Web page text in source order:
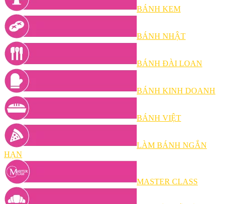
BÁNH KEM
BÁNH NHẬT
BÁNH ĐÀI LOAN
BÁNH KINH DOANH
BÁNH VIỆT
LÀM BÁNH NGẮN
HẠN
MASTER CLASS